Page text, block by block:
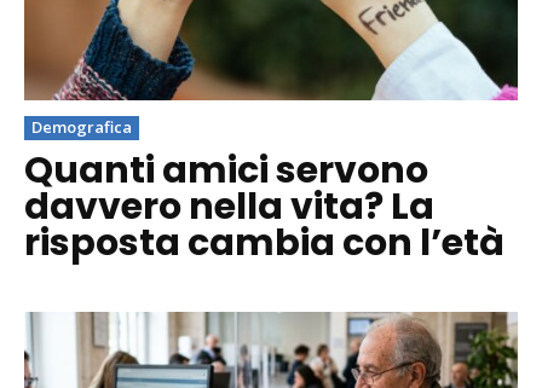
Demografica
Quanti amici servono
davvero nella vita? La
risposta cambia con l’età